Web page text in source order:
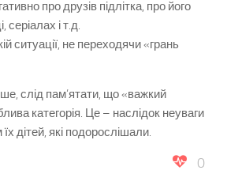
про друзів підлітка, про його
серіалах і т.д.
ситуації, не переходячи «грань
слід пам’ятати, що «важкий
категорія. Це – наслідок неуваги
дітей, які подорослішали.
0